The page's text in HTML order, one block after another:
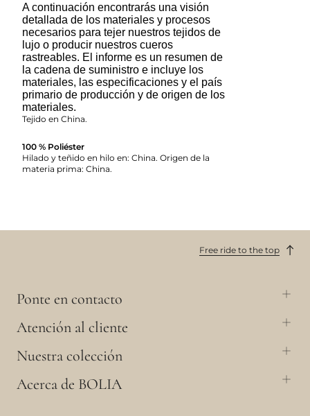
A continuación encontrarás una visión
detallada de los materiales y procesos
necesarios para tejer nuestros tejidos de
lujo o producir nuestros cueros
rastreables. El informe es un resumen de
la cadena de suministro e incluye los
materiales, las especificaciones y el país
primario de producción y de origen de los
materiales.
Tejido en China.
100 % Poliéster
Hilado y teñido en hilo en: China. Origen de la
materia prima: China.
Free ride to the top
Ponte en contacto
Atención al cliente
Nuestra colección
Acerca de BOLIA